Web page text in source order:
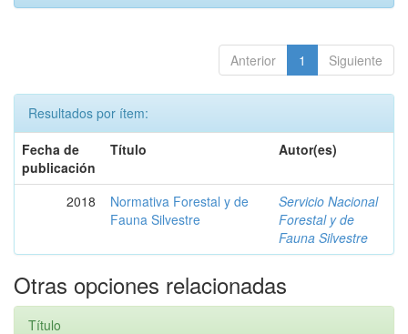
Anterior 1 Siguiente
Resultados por ítem:
Fecha de
publicación
Título Autor(es)
2018
Normativa Forestal y de
Fauna Silvestre
Servicio Nacional
Forestal y de
Fauna Silvestre
Otras opciones relacionadas
Título